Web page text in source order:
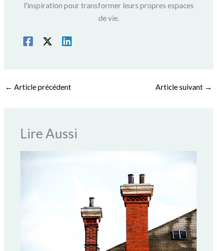
l'inspiration pour transformer leurs propres espaces
de vie.
← Article précédent Article suivant →
Lire Aussi